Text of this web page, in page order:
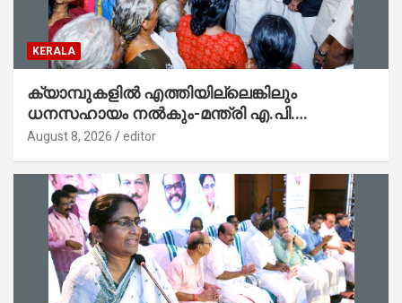
KERALA
ക്യാമ്പുകളിൽ എത്തിയില്ലെങ്കിലും
ധനസഹായം നൽകും-മന്ത്രി എ.പി.
അനിൽകുമാർ
August 8, 2026 editor